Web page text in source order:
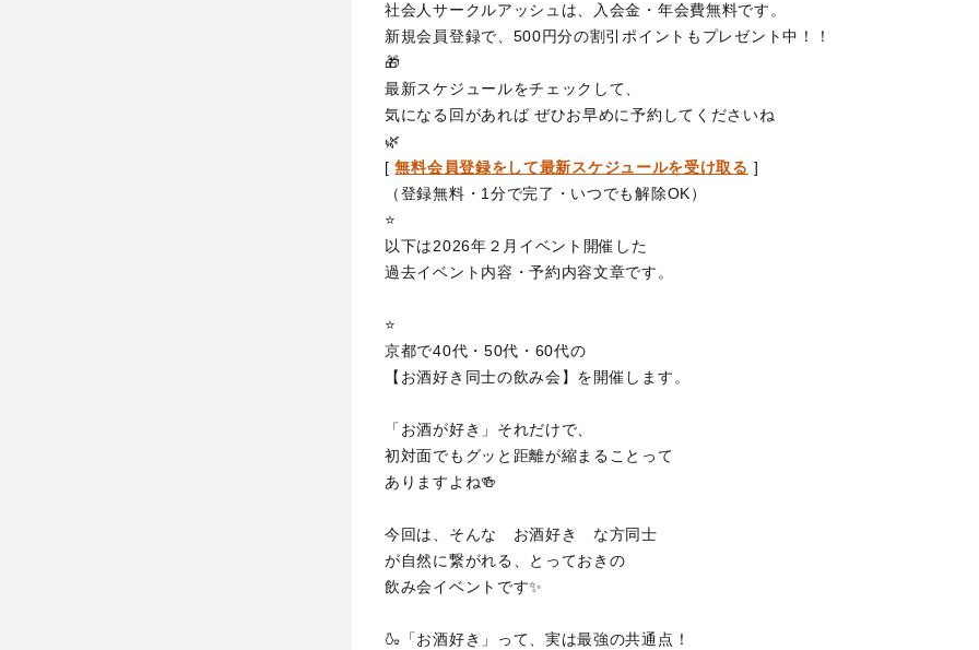
社会人サークルアッシュは、入会金・年会費無料です。
新規会員登録で、500円分の割引ポイントもプレゼント中！！
🎁
最新スケジュールをチェックして、
気になる回があれば ぜひお早めに予約してくださいね
🌿
[無料会員登録をして最新スケジュールを受け取る ]
（登録無料・1分で完了・いつでも解除OK）
⭐️
以下は2026年２月イベント開催した
過去イベント内容・予約内容文章です。
⭐️
京都で40代・50代・60代の
【お酒好き同士の飲み会】を開催します。
「お酒が好き」それだけで、
初対面でもグッと距離が縮まることって
ありますよね🍻
今回は、そんな お酒好き な方同士
が自然に繋がれる、とっておきの
飲み会イベントです✨
🍶「お酒好き」って、実は最強の共通点！